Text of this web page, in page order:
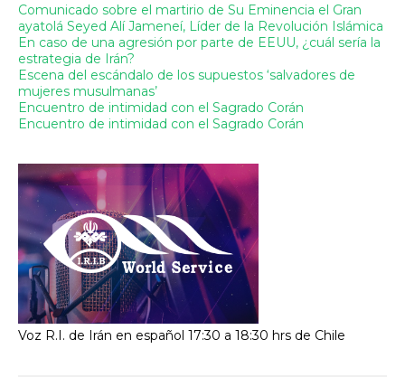
Comunicado sobre el martirio de Su Eminencia el Gran
ayatolá Seyed Alí Jameneí, Líder de la Revolución Islámica
En caso de una agresión por parte de EEUU, ¿cuál sería la
estrategia de Irán?
Escena del escándalo de los supuestos ‘salvadores de
mujeres musulmanas’
Encuentro de intimidad con el Sagrado Corán
Encuentro de intimidad con el Sagrado Corán
Voz R.I. de Irán en español 17:30 a 18:30 hrs de Chile